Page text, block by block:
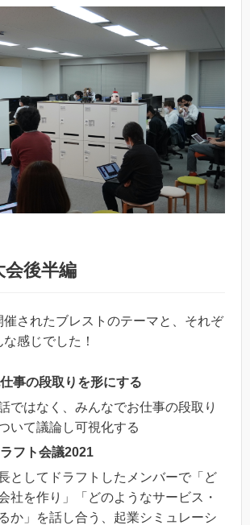
後半編
されたブレストのテーマと、それぞ
感じでした！
事の段取りを形にする
ではなく、みんなでお仕事の段取り
いて議論し可視化する
フト会議2021
としてドラフトしたメンバーで「ど
社を作り」「どのようなサービス・
か」を話し合う、起業シミュレーシ